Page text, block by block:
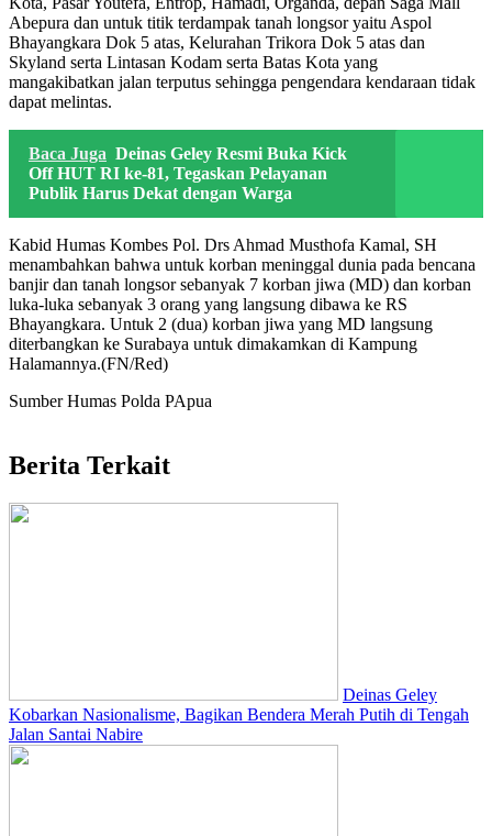
Abepura dan untuk titik terdampak tanah longsor yaitu Aspol
Bhayangkara Dok 5 atas, Kelurahan Trikora Dok 5 atas dan
Skyland serta Lintasan Kodam serta Batas Kota yang
mangakibatkan jalan terputus sehingga pengendara kendaraan tidak
dapat melintas.
Baca Juga Deinas Geley Resmi Buka Kick
Off HUT RI ke-81, Tegaskan Pelayanan
Publik Harus Dekat dengan Warga
Kabid Humas Kombes Pol. Drs Ahmad Musthofa Kamal, SH
menambahkan bahwa untuk korban meninggal dunia pada bencana
banjir dan tanah longsor sebanyak 7 korban jiwa (MD) dan korban
luka-luka sebanyak 3 orang yang langsung dibawa ke RS
Bhayangkara. Untuk 2 (dua) korban jiwa yang MD langsung
diterbangkan ke Surabaya untuk dimakamkan di Kampung
Halamannya.(FN/Red)
Sumber Humas Polda PApua
Berita Terkait
Deinas Geley
Kobarkan Nasionalisme, Bagikan Bendera Merah Putih di Tengah
Jalan Santai Nabire